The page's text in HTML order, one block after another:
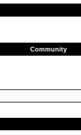
Community